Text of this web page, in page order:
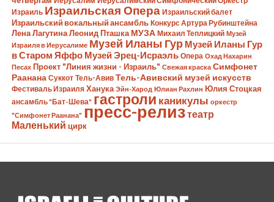
Израиль Израильская Опера Израильский балет
Израильский вокальный ансамбль Конкурс Артура Рубинштейна
Лена Лагутина Леонид Пташка МУЗА Михаил Теплицкий Музей
Израиля в Иерусалиме Музей Иланы Гур Музей Иланы Гур
в Старом Яффо Музей Эрец-Исраэль Опера Охад Нахарин
Песах Проект "Линия жизни - Израиль" Свежая краска Симфонет
Раанана Суккот Тель-Авив Тель-Авивский музей искусств
Фестиваль Израиля Ханука Эйн-Харод Юлиан Рахлин Юлия Стоцкая
ансамбль "Бат-Шева" гастроли каникулы оркестр
"Симфонет Раанана" пресс-релизтеатр
Маленький цирк